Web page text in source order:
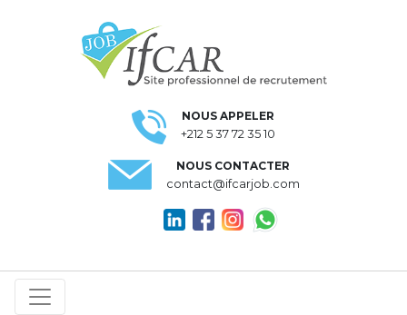
NOUS APPELER
+212 5 37 72 35 10
NOUS CONTACTER
contact@ifcarjob.com